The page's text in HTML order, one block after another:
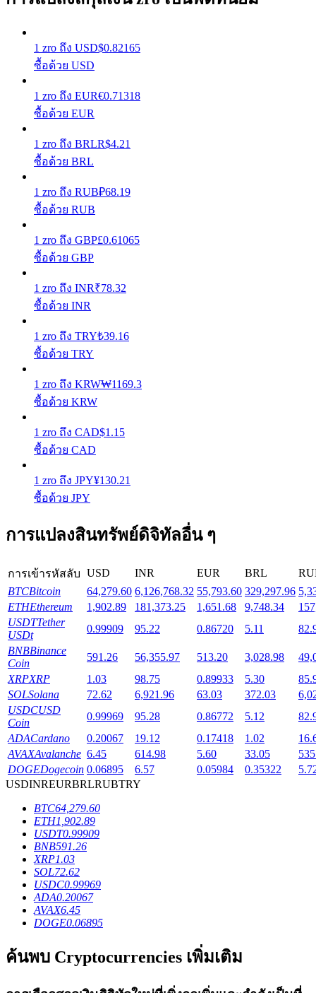
ผลตอบแทนสูงและเข้าถึงได้ทันที
Launchpool
การเซ้งแบบยืดหยุ่นเพื่อรับโทเคนยอดนิยม
การล็อค BTR
เงินกู้
บริการยืมเงินที่ได้รับการสนับสนุนจาก Crypto
ลงทุนอัตโนมัติ
คว้าผลกำไรระยะยาวและผลประโยชน์ที่ยืดหยุ่น
1 zro ถึง USD$0.82165
ซื้อด้วย USD
1 zro ถึง EUR€0.71318
ซื้อด้วย EUR
1 zro ถึง BRLR$4.21
ซื้อด้วย BRL
1 zro ถึง RUB₽68.19
ซื้อด้วย RUB
1 zro ถึง GBP£0.61065
ซื้อด้วย GBP
1 zro ถึง INR₹78.32
ซื้อด้วย INR
1 zro ถึง TRY₺39.16
ซื้อด้วย TRY
1 zro ถึง KRW₩1169.3
ซื้อด้วย KRW
1 zro ถึง CAD$1.15
ซื้อด้วย CAD
1 zro ถึง JPY¥130.21
ซื้อด้วย JPY
การแปลงสินทรัพย์ดิจิทัลอื่น ๆ
การเข้ารหัสลับ USD INR EUR BRL
BTCBitcoin 64,279.60 6,126,768.32 55,793.60 329,297.96
ETHEthereum 1,902.89 181,373.25 1,651.68 9,748.34
USDTTether
USDt
0.99909 95.22 0.86720 5.11
BNBBinance
Coin
591.26 56,355.97 513.20 3,028.98
XRPXRP 1.03 98.75 0.89933 5.30
SOLSolana 72.62 6,921.96 63.03 372.03
USDCUSD
Coin
0.99969 95.28 0.86772 5.12
ADACardano 0.20067 19.12 0.17418 1.02
AVAXAvalanche 6.45 614.98 5.60 33.05
DOGEDogecoin 0.06895 6.57 0.05984 0.35322
USDINREURBRLRUBTRY
BTC64,279.60
ETH1,902.89
USDT0.99909
BNB591.26
XRP1.03
SOL72.62
USDC0.99969
ADA0.20067
AVAX6.45
DOGE0.06895
ค้นพบ Cryptocurrencies เพิ่มเติม